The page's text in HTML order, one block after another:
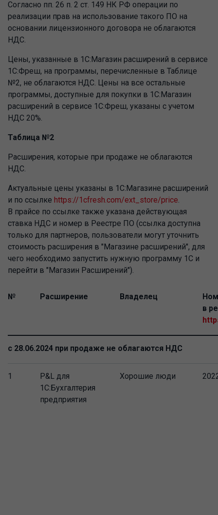
Согласно пп. 26 п. 2 ст. 149 НК РФ операции по
реализации прав на использование такого ПО на
основании лицензионного договора не облагаются
НДС.
Цены, указанные в 1С:Магазин расширений в сервисе
1С:Фреш, на программы, перечисленные в Таблице
№2, не облагаются НДС. Цены на все остальные
программы, доступные для покупки в 1С:Магазин
расширений в сервисе 1С:Фреш, указаны с учетом
НДС 20%.
Таблица №2
Расширения, которые при продаже не облагаются
НДС.
Актуальные цены указаны в 1С:Магазине расширений
и по ссылке https://1cfresh.com/ext_store/price.
В прайсе по ссылке также указана действующая
ставка НДС и номер в Реестре ПО (ссылка доступна
только для партнеров, пользователи могут уточнить
стоимость расширения в "Магазине расширений", для
чего необходимо запустить нужную программу 1С и
перейти в "Магазин Расширений").
№ Расширение Владелец
в
с 28.06.2024 при продаже не облагаются НДС
1
P&L для
1С:Бухгалтерия
предприятия
Хорошие люди